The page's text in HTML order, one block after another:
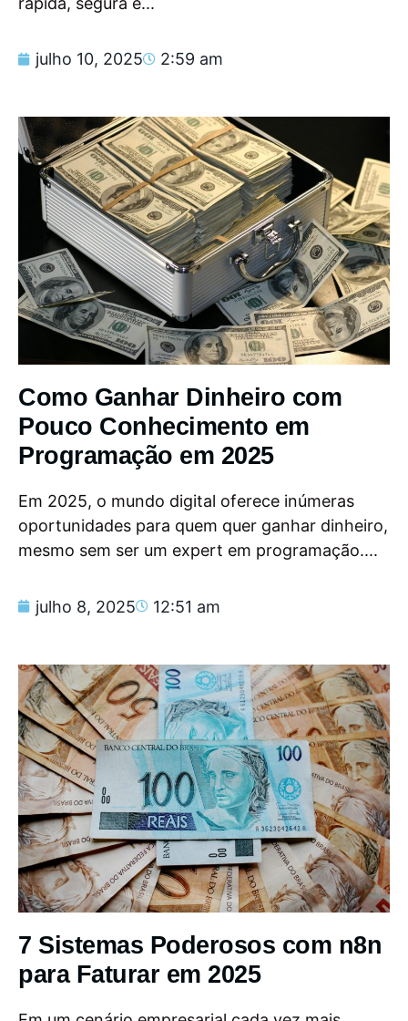
julho 10, 2025 2:59 am
Como Ganhar Dinheiro com
Pouco Conhecimento em
Programação em 2025
Em 2025, o mundo digital oferece inúmeras
oportunidades para quem quer ganhar dinheiro,
mesmo sem ser um expert em programação....
julho 8, 2025 12:51 am
7 Sistemas Poderosos com n8n
para Faturar em 2025